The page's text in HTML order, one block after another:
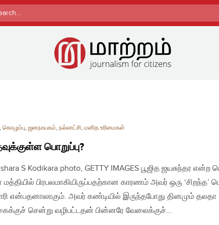
, கொழும்பு, ஜனநாயகம், நல்லாட்சி, மனித உரிமைகள்
பொறுப்பு?
S Kodikara photo, GETTY IMAGES பூஜித ஜயசுந்தர என்ற
பிரபலமாகியிருப்பதற்கான காரணம் அவர் ஒரு ‘சிறந்த’
என்பதனாலாகும். அவர் கண்டியில் இருந்தபோது தினமும் தலதா
சென்று வழிபட்டதன் பின்னரே வேலைக்குச்…